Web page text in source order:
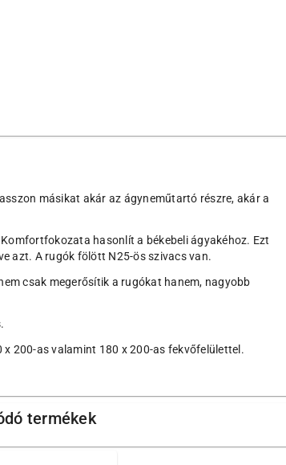
másikat akár az ágyneműtartó részre, akár a
hasonlít a békebeli ágyakéhoz. Ezt
azt. A rugók fölött N25-ös szivacs van.
csak megerősítik a rugókat hanem, nagyobb
200-as valamint 180 x 200-as fekvőfelülettel.
termékek